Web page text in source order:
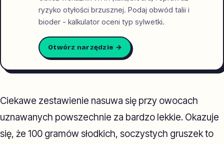
ryzyko otyłości brzusznej. Podaj obwód talii i
bioder - kalkulator oceni typ sylwetki.
Otwórz narzędzie →
Ciekawe zestawienie nasuwa się przy owocach
uznawanych powszechnie za bardzo lekkie. Okazuje
się, że 100 gramów słodkich, soczystych gruszek to